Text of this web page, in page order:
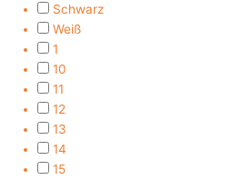
Schwarz
Weiß
1
10
11
12
13
14
15